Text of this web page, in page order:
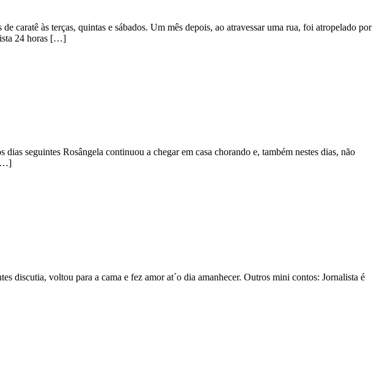
caratê às terças, quintas e sábados. Um mês depois, ao atravessar uma rua, foi atropelado por
24 horas […]
seguintes Rosângela continuou a chegar em casa chorando e, também nestes dias, não
[…]
discutia, voltou para a cama e fez amor at´o dia amanhecer. Outros mini contos: Jornalista é